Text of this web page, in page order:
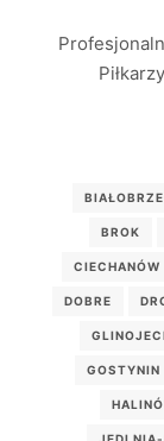
BROK
CIECHANÓW
DOBRE
GOSTYNIN